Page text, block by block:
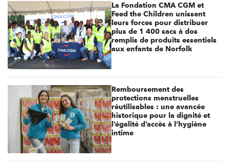
La Fondation CMA CGM et
Feed the Children unissent
leurs forces pour distribuer
plus de 1 400 sacs à dos
remplis de produits essentiels
aux enfants de Norfolk
Remboursement des
protections menstruelles
réutilisables : une avancée
historique pour la dignité et
l’égalité d’accès à l’hygiène
intime